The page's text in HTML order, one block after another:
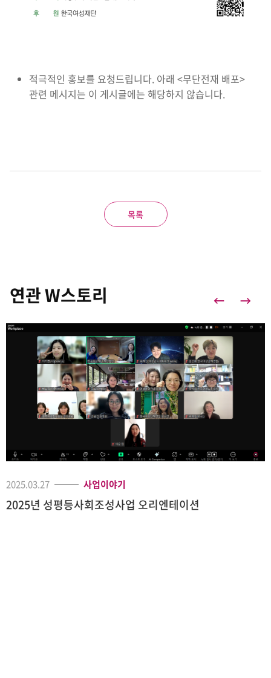
적극적인 홍보를 요청드립니다. 아래 <무단전재 배포>
관련 메시지는 이 게시글에는 해당하지 않습니다.
목록
연관 W스토리
2025.03.27 사업이야기
2025년 성평등사회조성사업 오리엔테이션